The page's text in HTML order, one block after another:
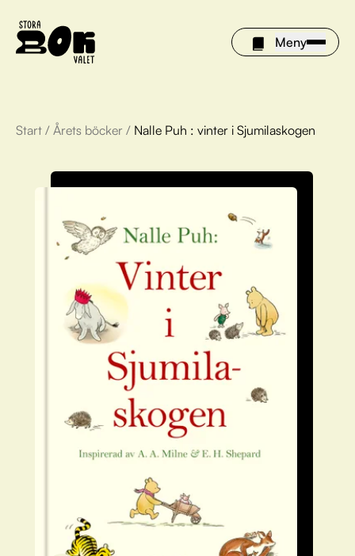
Meny
Årets böcker
Om Stora bokvalet
Olivia tipsar
Vinnare
FAQ
För bibliotek
Start / Årets böcker / Nalle Puh : vinter i Sjumilaskogen